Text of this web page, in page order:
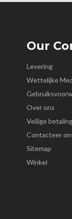
Our
Levering
Wettelijke
Over ons
Veilige
Contacteer
Sitemap
Winkel